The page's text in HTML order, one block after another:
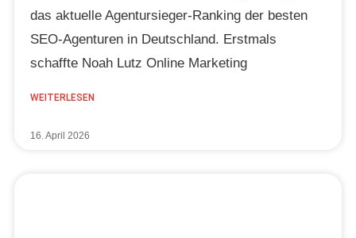
das aktuelle Agentursieger-Ranking der besten
SEO-Agenturen in Deutschland. Erstmals
schaffte Noah Lutz Online Marketing
WEITERLESEN
16. April 2026